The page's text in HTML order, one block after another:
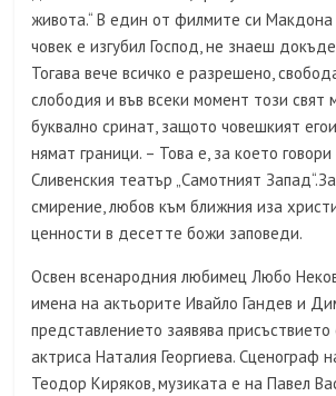
живота.“ В един от филмите си Макдона
човек е изгубил Господ, не знаеш
Тогава вече всичко е разрешено,
слободия и във всеки момент този
буквално сринат, защото човешкият
нямат граници. – Това е, за което
Сливенския театър „Самотният
смирение, любов към ближния иза
ценности в десетте божи заповеди.
Освен всенародния любимец Любо
имена на актьорите Ивайло Гандев и
представлението заявява
актриса Наталия Георгиева. Сценограф
Теодор Киряков, музиката е на Павел